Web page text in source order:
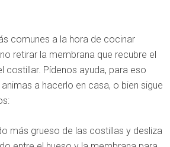
comunes a la hora de cocinar
retirar la membrana que recubre el
costillar. Pídenos ayuda, para eso
a hacerlo en casa, o bien sigue
más grueso de las costillas y desliza